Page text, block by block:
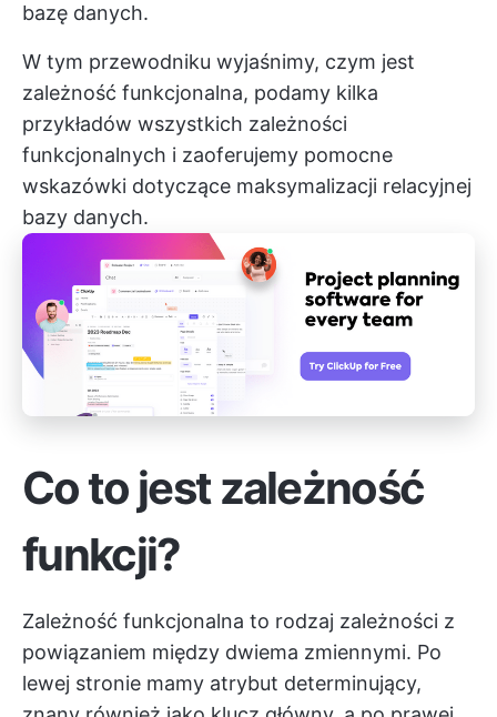
bazę danych.
W tym przewodniku wyjaśnimy, czym jest
zależność funkcjonalna, podamy kilka
przykładów wszystkich zależności
funkcjonalnych i zaoferujemy pomocne
wskazówki dotyczące maksymalizacji relacyjnej
bazy danych.
Co to jest zależność
funkcji?
Zależność funkcjonalna to rodzaj zależności z
powiązaniem między dwiema zmiennymi. Po
lewej stronie mamy atrybut determinujący,